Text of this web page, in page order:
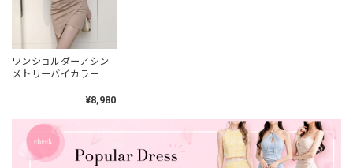
ワンショルダーアシン
メトリーバイカラー
¥8,980